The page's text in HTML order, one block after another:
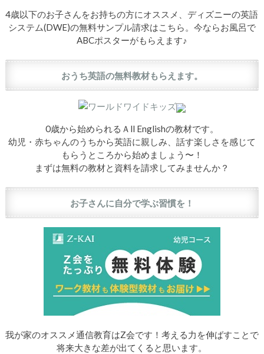
4歳以下のお子さんをお持ちの方にオススメ、ディズニーの英語
システム(DWE)の無料サンプル請求はこちら。今ならお風呂で
ABCポスターがもらえます♪
おうち英語の無料教材もらえます。
0歳から始められるＡll Englishの教材です。
幼児・赤ちゃんのうちから英語に親しみ、話す楽しさを感じて
もらうところから始めましょう〜！
まずは無料の教材と資料を請求してみませんか？
お子さんに自分で学ぶ習慣を！
我が家のオススメ通信教育はZ会です！考える力を伸ばすことで
将来大きな差が出てくると思います。